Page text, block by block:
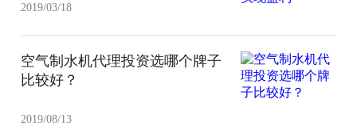
2019/03/18
空气制水机代理投资选哪个牌子
比较好？
2019/08/13